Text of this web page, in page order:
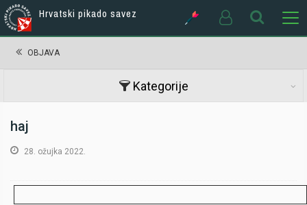
Hrvatski pikado savez
OBJAVA
Kategorije
haj
28. ožujka 2022.